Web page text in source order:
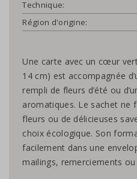
Technique:
Région d'origine:
Une carte avec un cœur
14 cm) est accompagnée
rempli de fleurs d’été ou
aromatiques. Le sachet ne
fleurs ou de délicieuses
choix écologique. Son
facilement dans une
mailings, remerciements